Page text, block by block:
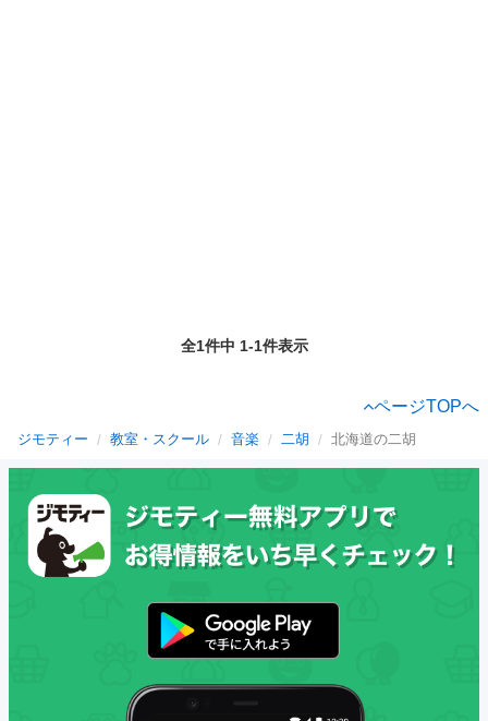
全1件中 1-1件表示
ページTOPへ
ジモティー 教室・スクール 音楽 二胡 北海道の二胡